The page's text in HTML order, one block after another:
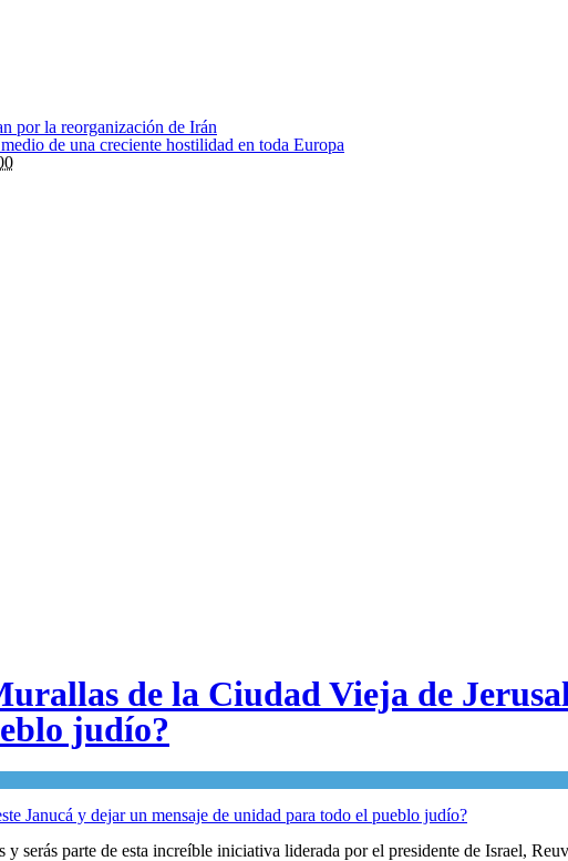
por la reorganización de Irán
de una creciente hostilidad en toda Europa
de la Ciudad Vieja de
judío?
serás parte de esta increíble iniciativa liderada por el presidente de Israel,